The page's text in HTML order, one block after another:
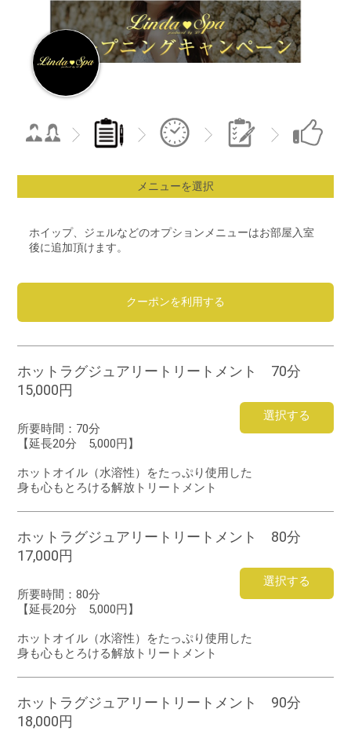
メニューを選択
ホイップ、ジェルなどのオプションメニューはお部屋入室
後に追加頂けます。
クーポンを利用する
ホットラグジュアリートリートメント 70分
15,000円
選択する
所要時間： 70分
【延長20分 5,000円】
ホットオイル（水溶性）をたっぷり使用した
身も心もとろける解放トリートメント
ホットラグジュアリートリートメント 80分
17,000円
選択する
所要時間：80分
【延長20分 5,000円】
ホットオイル（水溶性）をたっぷり使用した
身も心もとろける解放トリートメント
ホットラグジュアリートリートメント 90分
18,000円